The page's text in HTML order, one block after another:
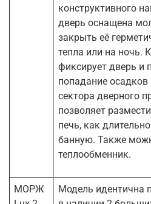
конструктивного
дверь оснащена
закрыть её
тепла или на ночь.
фиксирует дверь и
попадание
сектора дверного
позволяет
печь, как
банную. Также
теплообменник.
МОРЖ
Модель идентична